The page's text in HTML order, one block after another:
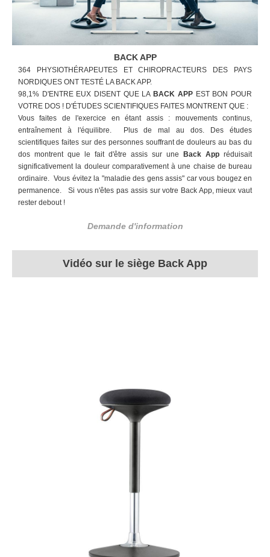
BACK APP
364 PHYSIOTHÉRAPEUTES ET CHIROPRACTEURS DES PAYS
NORDIQUES ONT TESTÉ LA BACK APP.
98,1% D'ENTRE EUX DISENT QUE LABACK APPEST BON POUR
VOTRE DOS ! D'ÉTUDES SCIENTIFIQUES FAITES MONTRENT QUE :
Vous faites de l'exercice en étant assis : mouvements continus,
entraînement à l'équilibre. Plus de mal au dos. Des études
scientifiques faites sur des personnes souffrant de douleurs au bas du
dos montrent que le fait d'être assis sur une Back App réduisait
significativement la douleur comparativement à une chaise de bureau
ordinaire. Vous évitez la "maladie des gens assis" car vous bougez en
permanence. Si vous n'êtes pas assis sur votre Back App, mieux vaut
rester debout !
Demande d'information
Vidéo sur le siège Back App